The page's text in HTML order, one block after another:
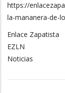
https://
la-mananera-de-
Enlace Zapatista
EZLN
Noticias